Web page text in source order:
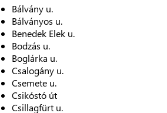
Bálvány u.
Bálványos u.
Benedek Elek u.
Bodzás u.
Boglárka u.
Csalogány u.
Csemete u.
Csikóstó út
Csillagfürt u.